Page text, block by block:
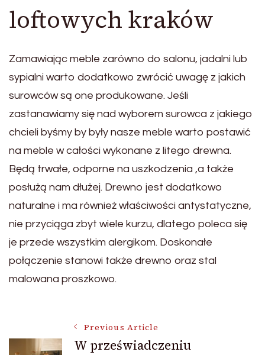
loftowych kraków
Zamawiając meble zarówno do salonu, jadalni lub
sypialni warto dodatkowo zwrócić uwagę z jakich
surowców są one produkowane. Jeśli
zastanawiamy się nad wyborem surowca z jakiego
chcieli byśmy by były nasze meble warto postawić
na meble w całości wykonane z litego drewna.
Będą trwałe, odporne na uszkodzenia ,a także
posłużą nam dłużej. Drewno jest dodatkowo
naturalne i ma również właściwości antystatyczne,
nie przyciąga zbyt wiele kurzu, dlatego poleca się
je przede wszystkim alergikom. Doskonałe
połączenie stanowi także drewno oraz stal
malowana proszkowo.
Post
Previous Article
W przeświadczeniu